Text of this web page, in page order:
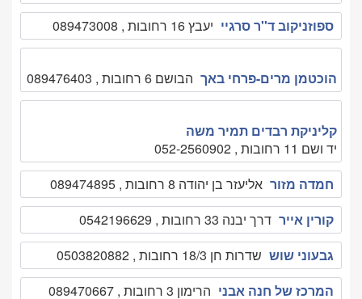
ספוזניקוב ד''ר סרגיי יעבץ 16 רחובות , 089473008
הוכטמן מרים-פרחי באך הבושם 6 רחובות , 089476403
קליניקת רבדים תמיר משה
יד ושם 11 רחובות , 052-2560902
חמדה מזור אליעזר בן יהודה 8 רחובות , 089474895
קורין אייר דרך יבנה 33 רחובות , 0542196629
גבעוני שוש שדרות חן 18/3 רחובות , 0503820882
המרכז של חנה אבני הרימון 3 רחובות , 089470667